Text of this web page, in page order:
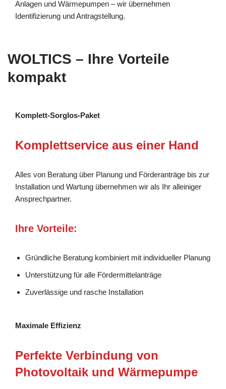
Anlagen und Wärmepumpen – wir übernehmen
Identifizierung und Antragstellung.
WOLTICS – Ihre Vorteile
kompakt
Komplett-Sorglos-Paket
Komplettservice aus einer Hand
Alles von Beratung über Planung und Förderanträge bis zur
Installation und Wartung übernehmen wir als Ihr alleiniger
Ansprechpartner.
Ihre Vorteile:
Gründliche Beratung kombiniert mit individueller Planung
Unterstützung für alle Fördermittelanträge
Zuverlässige und rasche Installation
Maximale Effizienz
Perfekte Verbindung von
Photovoltaik und Wärmepumpe